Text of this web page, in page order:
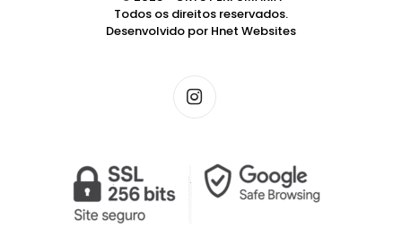
Todos os direitos reservados.
Desenvolvido por Hnet Websites